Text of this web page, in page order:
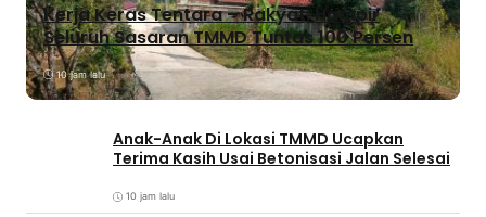
Kerja Keras Tentara – Rakyat, Hampir
Seluruh Sasaran TMMD Tuntas 100 Persen
10 jam lalu
Anak-Anak Di Lokasi TMMD Ucapkan
Terima Kasih Usai Betonisasi Jalan Selesai
10 jam lalu